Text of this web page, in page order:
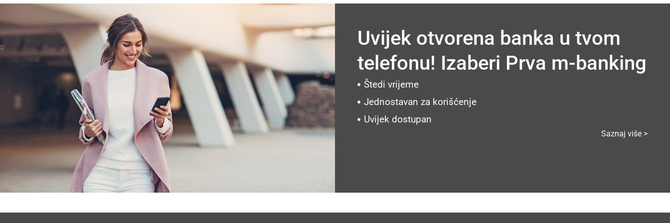
Uvijek otvorena banka u tvom
telefonu! Izaberi Prva m-banking
Štedi vrijeme
Jednostavan za korišćenje
Uvijek dostupan
Saznaj više >